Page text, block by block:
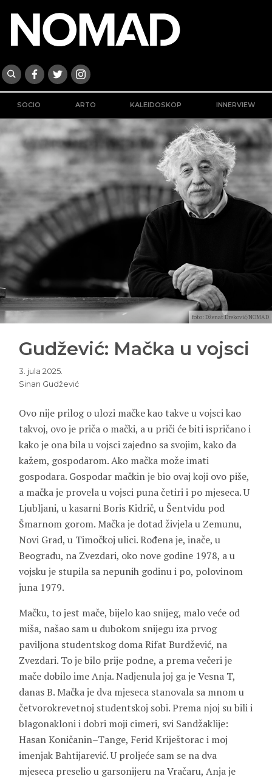
SOCIO ARTO KALEIDOSKOP INNERVIEW
foto: Dženat Dreković/NOMAD
Gudžević: Mačka u vojsci
3. jula 2025.
Sinan Gudžević
Ovo nije prilog o ulozi mačke kao takve u vojsci kao
takvoj, ovo je priča o mački, a u priči će biti ispričano i
kako je ona bila u vojsci zajedno sa svojim, kako da
kažem, gospodarom. Ako mačka može imati
gospodara. Gospodar mačkin je bio ovaj koji ovo piše,
a mačka je provela u vojsci puna četiri i po mjeseca. U
Ljubljani, u kasarni Boris Kidrič, u Šentvidu pod
Šmarnom gorom. Mačka je dotad živjela u Zemunu,
Novi Grad, u Timočkoj ulici. Rođena je, inače, u
Beogradu, na Zvezdari, oko nove godine 1978, a u
vojsku je stupila sa nepunih godinu i po, polovinom
juna 1979.
Mačku, to jest mače, bijelo kao snijeg, malo veće od
miša, našao sam u dubokom snijegu iza prvog
paviljona studentskog doma Rifat Burdžević, na
Zvezdari. To je bilo prije podne, a prema večeri je
mače dobilo ime Anja. Nadjenula joj ga jeVesna T,
danasB. Mačka je dva mjeseca stanovala sa mnom u
četvorokrevetnoj studentskoj sobi. Prema njoj su bili i
blagonakloni i dobri moji cimeri, svi Sandžaklije:
Hasan Koničanin–Tange, FeridKriještorac i moj
imenjakBahtijarević. U proljeće sam se na dva
mjeseca preselio u garsonijeru na Vračaru, Anja je